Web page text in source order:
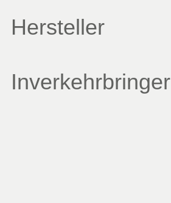
Hersteller
Inverkehrbringer